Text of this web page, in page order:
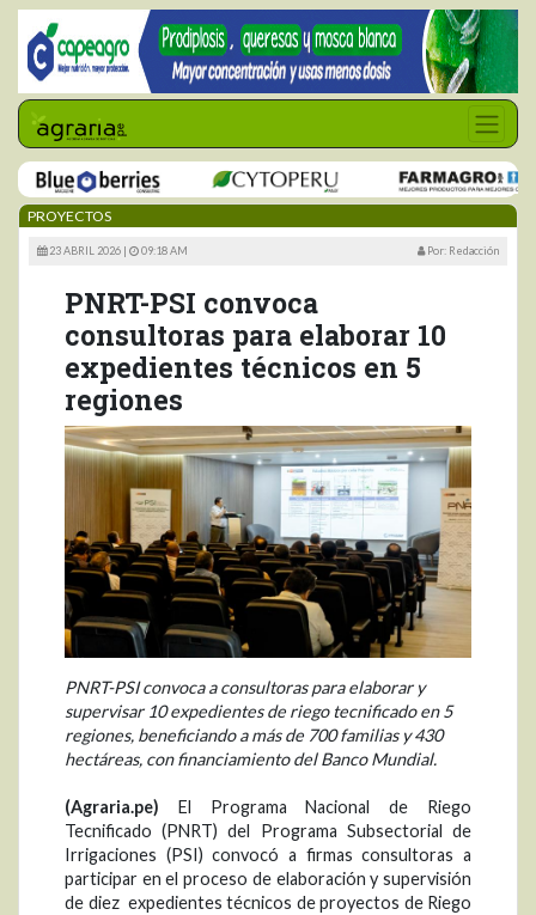
PROYECTOS
23 ABRIL 2026 | 09:18 AM Por: Redacción
PNRT-PSI convoca
consultoras para elaborar 10
expedientes técnicos en 5
regiones
PNRT-PSI convoca a consultoras para elaborar y
supervisar 10 expedientes de riego tecnificado en 5
regiones, beneficiando a más de 700 familias y 430
hectáreas, con financiamiento del Banco Mundial.
(Agraria.pe) El Programa Nacional de Riego
Tecnificado (PNRT) del Programa Subsectorial de
Irrigaciones (PSI) convocó a firmas consultoras a
participar en el proceso de elaboración y supervisión
de diez expedientes técnicos de proyectos de Riego